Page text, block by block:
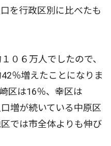
を行政区別に比べたも
０６万人でしたので、
％増えたことになりま
区は16％、幸区は
増が続いている中原区
では市全体よりも伸び